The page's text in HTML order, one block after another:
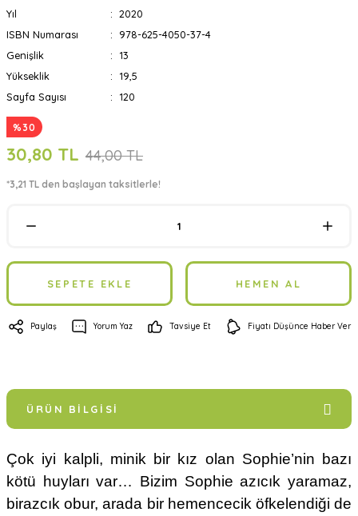
Yıl
2020
ISBN Numarası
978-625-4050-37-4
Genişlik
13
Yükseklik
19,5
Sayfa Sayısı
120
%30
30,80 TL 44,00 TL
*3,21 TL den başlayan taksitlerle!
SEPETE EKLE HEMEN AL
Paylaş Yorum Yaz Tavsiye Et Fiyatı Düşünce Haber Ver
ÜRÜN BILGISI
Çok iyi kalpli, minik bir kız olan Sophie’nin bazı
kötü huyları var… Bizim Sophie azıcık yaramaz,
birazcık obur, arada bir hemencecik öfkelendiği de